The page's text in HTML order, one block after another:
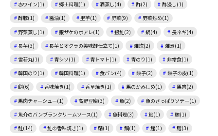
赤ワイン(1)
郷土料理(1) 酒蒸し(4) 酢(2)
酢浸し(1)
酢豚(1)
醤油(1) 里芋(1) 野菜(9)
野菜炒め(1)
野菜蒸し(1)
銀ザケのポアレ(1) 銀鮭(2) 鍋(4)
長ネギ(4)
長芋(3)
長芋とオクラの美味酢仕立て(1) 雑炊(2)
雑煮(1)
雪若丸(1)
青シソ(1) 青トマト(1) 青のり(1)
非常食(1)
韓国のり(1)
韓国料理(1) 食パン(4) 餃子(2)
餃子の皮(1)
餅(6)
香味焼き(1) 香草焼き(1) 馬のかみしめ(1)
馬肉(2)
馬肉チャーシュー(1)
高野豆腐(3) 魚(2)
魚のさっぱりソテー(1)
魚介のバンブランクリームソース(1)
魚料理(3) 鮎(1)
鮪(1)
鮭(14)
鮭の香味焼き(1) 鯖(1) 鯛(1) 鰹(1)
鱈(3)